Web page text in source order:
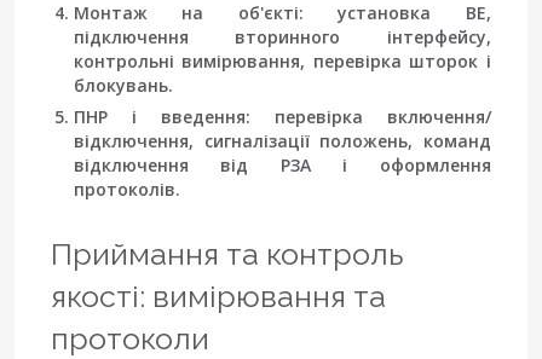
Монтаж на об'єкті: установка ВЕ,
підключення вторинного інтерфейсу,
контрольні вимірювання, перевірка шторок і
блокувань.
ПНР і введення: перевірка включення/
відключення, сигналізації положень, команд
відключення від РЗА і оформлення
протоколів.
Приймання та контроль
якості: вимірювання та
протоколи